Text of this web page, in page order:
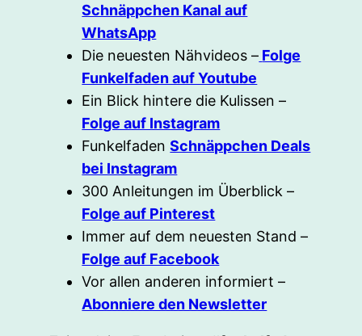
Schnäppchen Kanal auf
WhatsApp
Die neuesten Nähvideos – Folge
Funkelfaden auf Youtube
Ein Blick hintere die Kulissen –
Folge auf Instagram
FunkelfadenSchnäppchen Deals
bei Instagram
300 Anleitungen im Überblick –
Folge auf Pinterest
Immer auf dem neuesten Stand –
Folge auf Facebook
Vor allen anderen informiert –
Abonniere den Newsletter